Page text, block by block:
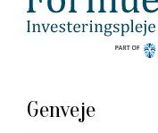
Genveje